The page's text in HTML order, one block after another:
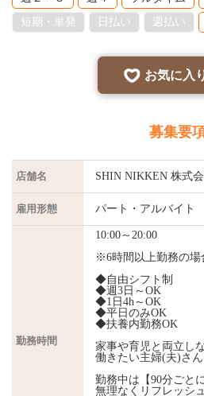
短期・単発
日払い 週払い
お気に入
募集要
店舗名 SHIN NIKKEN 株式
雇用形態 パート・アルバイト
勤務時間
10:00～20:00
※6時間以上勤務の場
◆自由シフト制
◆週3日～OK
◆1日4h～OK
◆平日のみOK
◆扶養内勤務OK
家事や育児と両立し
働きたい主婦(夫)さん
勤務中は【90分ごと
無理なくリフレッシ